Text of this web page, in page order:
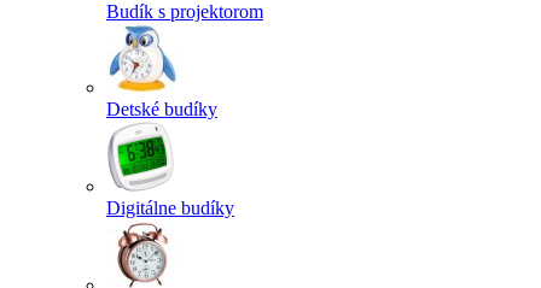
Budík s projektorom
Detské budíky
Digitálne budíky